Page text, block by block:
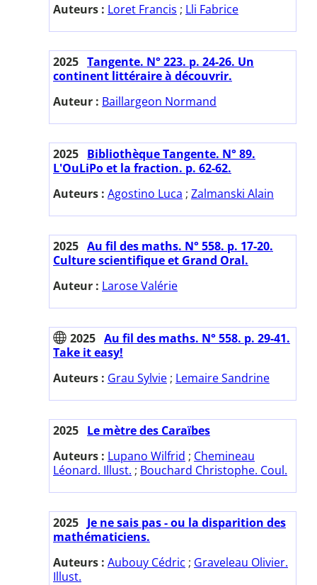
Auteurs : Loret Francis ; Lli Fabrice
2025 Tangente. N° 223. p. 24-26. Un
continent littéraire à découvrir.
Auteur : Baillargeon Normand
2025 Bibliothèque Tangente. N° 89.
L'OuLiPo et la fraction. p. 62-62.
Auteurs : Agostino Luca ; Zalmanski Alain
2025 Au fil des maths. N° 558. p. 17-20.
Culture scientifique et Grand Oral.
Auteur : Larose Valérie
2025 Au fil des maths. N° 558. p. 29-41.
Take it easy!
Auteurs : Grau Sylvie ; Lemaire Sandrine
2025 Le mètre des Caraïbes
Auteurs : Lupano Wilfrid ; Chemineau
Léonard. Illust. ; Bouchard Christophe. Coul.
2025 Je ne sais pas - ou la disparition des
mathématiciens.
Auteurs : Aubouy Cédric ; Graveleau Olivier.
Illust.